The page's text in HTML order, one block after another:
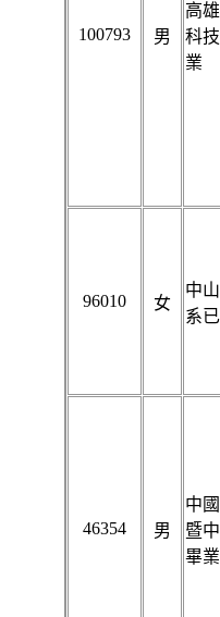
100793 男
高
科
業
96010 女
中
系
46354 男
中
暨
畢業